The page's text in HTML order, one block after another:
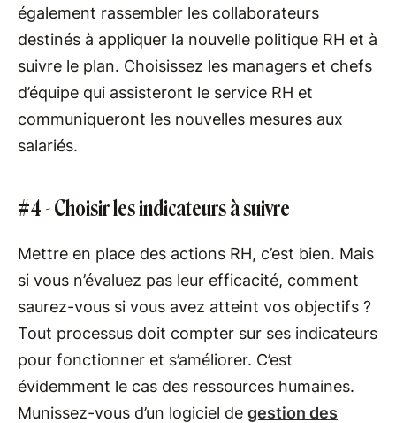
également rassembler les collaborateurs
destinés à appliquer la nouvelle politique RH et à
suivre le plan. Choisissez les managers et chefs
d’équipe qui assisteront le service RH et
communiqueront les nouvelles mesures aux
salariés.
#4 - Choisir les indicateurs à suivre
Mettre en place des actions RH, c’est bien. Mais
si vous n’évaluez pas leur efficacité, comment
saurez-vous si vous avez atteint vos objectifs ?
Tout processus doit compter sur ses indicateurs
pour fonctionner et s’améliorer. C’est
évidemment le cas des ressources humaines.
Munissez-vous d’un logiciel de gestion des